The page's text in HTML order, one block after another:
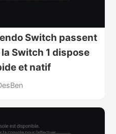
Switch passent
Switch 1 dispose
et natif